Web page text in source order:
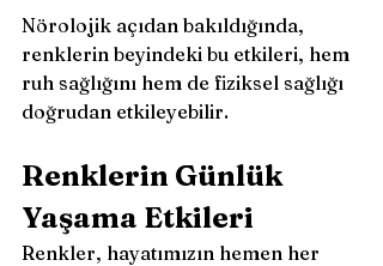
Nörolojik açıdan bakıldığında,
renklerin beyindeki bu etkileri, hem
ruh sağlığını hem de fiziksel sağlığı
doğrudan etkileyebilir.
Renklerin Günlük
Yaşama Etkileri
Renkler, hayatımızın hemen her